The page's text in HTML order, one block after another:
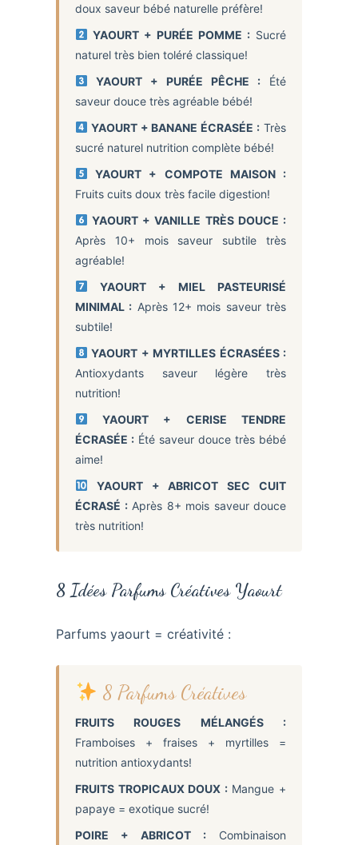
doux saveur bébé naturelle préfère!
YAOURT + PURÉE POMME : Sucré
naturel très bien toléré classique!
YAOURT + PURÉE PÊCHE : Été
saveur douce très agréable bébé!
YAOURT + BANANE ÉCRASÉE : Très
sucré naturel nutrition complète bébé!
YAOURT + COMPOTE MAISON :
Fruits cuits doux très facile digestion!
YAOURT + VANILLE TRÈS DOUCE :
Après 10+ mois saveur subtile très
agréable!
YAOURT + MIEL PASTEURISÉ
MINIMAL : Après 12+ mois saveur très
subtile!
YAOURT + MYRTILLES ÉCRASÉES :
Antioxydants saveur légère très
nutrition!
YAOURT + CERISE TENDRE
ÉCRASÉE : Été saveur douce très bébé
aime!
YAOURT + ABRICOT SEC CUIT
ÉCRASÉ :Après 8+ mois saveur douce
très nutrition!
8 Idées Parfums Créatives Yaourt
Parfums yaourt = créativité :
8 Parfums Créatives
FRUITS ROUGES MÉLANGÉS :
Framboises + fraises + myrtilles =
nutrition antioxydants!
FRUITS TROPICAUX DOUX :Mangue +
papaye = exotique sucré!
POIRE + ABRICOT : Combinaison